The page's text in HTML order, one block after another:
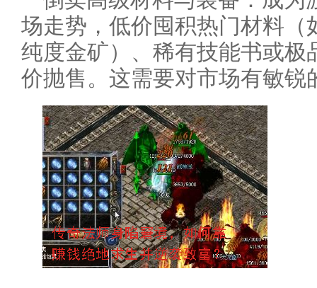
场走势，低价囤积热门材料（
纯度金矿）、稀有技能书或极
价抛售。这需要对市场有敏锐